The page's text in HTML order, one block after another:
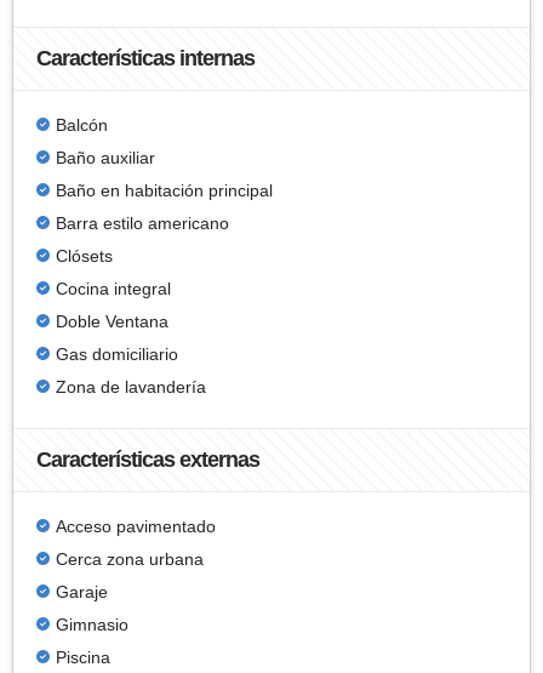
Características internas
Balcón
Baño auxiliar
Baño en habitación principal
Barra estilo americano
Clósets
Cocina integral
Doble Ventana
Gas domiciliario
Zona de lavandería
Características externas
Acceso pavimentado
Cerca zona urbana
Garaje
Gimnasio
Piscina